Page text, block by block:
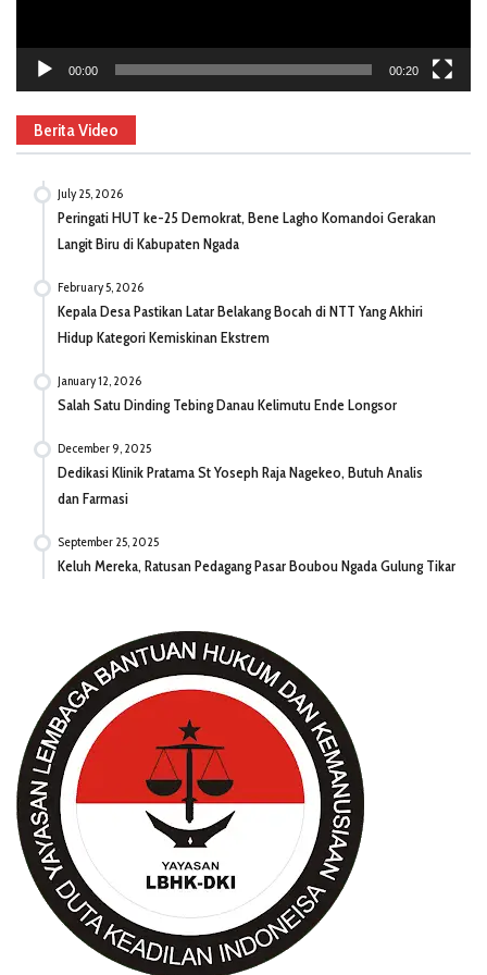
00:00 00:20
Berita Video
July 25, 2026
Peringati HUT ke-25 Demokrat, Bene Lagho Komandoi Gerakan
Langit Biru di Kabupaten Ngada
February 5, 2026
Kepala Desa Pastikan Latar Belakang Bocah di NTT Yang Akhiri
Hidup Kategori Kemiskinan Ekstrem
January 12, 2026
Salah Satu Dinding Tebing Danau Kelimutu Ende Longsor
December 9, 2025
Dedikasi Klinik Pratama St Yoseph Raja Nagekeo, Butuh Analis
dan Farmasi
September 25, 2025
Keluh Mereka, Ratusan Pedagang Pasar Boubou Ngada Gulung Tikar